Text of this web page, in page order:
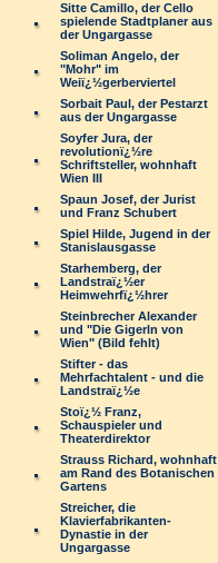
Sitte Camillo, der Cello
spielende Stadtplaner aus
der Ungargasse
Soliman Angelo, der
"Mohr" im
Weiï¿½gerberviertel
Sorbait Paul, der Pestarzt
aus der Ungargasse
Soyfer Jura, der
revolutionï¿½re
Schriftsteller, wohnhaft
Wien III
Spaun Josef, der Jurist
und Franz Schubert
Spiel Hilde, Jugend in der
Stanislausgasse
Starhemberg, der
Landstraï¿½er
Heimwehrfï¿½hrer
Steinbrecher Alexander
und "Die Gigerln von
Wien" (Bild fehlt)
Stifter - das
Mehrfachtalent - und die
Landstraï¿½e
Stoï¿½ Franz,
Schauspieler und
Theaterdirektor
Strauss Richard, wohnhaft
am Rand des Botanischen
Gartens
Streicher, die
Klavierfabrikanten-
Dynastie in der
Ungargasse